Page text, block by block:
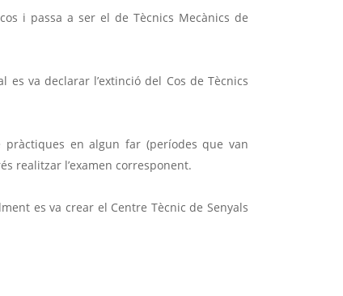
i passa a ser el de Tècnics Mecànics de
va declarar l’extinció del Cos de Tècnics
en algun far (períodes que van
realitzar l’examen corresponent.
es va crear el Centre Tècnic de Senyals